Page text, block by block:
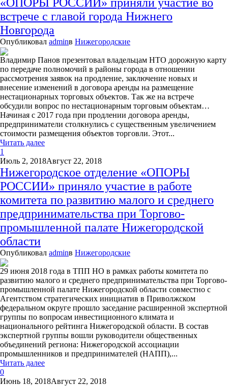
встрече с главой города Нижнего
Новгорода
Опубликовал adminв Нижегородские
Владимир Панов презентовал владельцам НТО дорожную карту
по передаче полномочий в районы города в отношении
рассмотрения заявок на продление, заключение новых и
внесение изменений в договора аренды на размещение
нестационарных торговых объектов. Так же на встрече
обсудили вопрос по нестационарным торговым объектам…
Начиная с 2017 года при продлении договора аренды,
предприниматели столкнулись с существенным увеличением
стоимости размещения объектов торговли. Этот...
Читать далее
1
Июль 2, 2018Август 22, 2018
Нижегородское отделение «ОПОРЫ
РОССИИ» приняло участие в работе
комитета по развитию малого и среднего
предпринимательства при Торгово-
промышленной палате Нижегородской
области
Опубликовал adminв Нижегородские
29 июня 2018 года в ТПП НО в рамках работы комитета по
развитию малого и среднего предпринимательства при Торгово-
промышленной палате Нижегородской области совместно с
Агентством стратегических инициатив в Приволжском
федеральном округе прошло заседание расширенной экспертной
группы по вопросам инвестиционного климата и
национального рейтинга Нижегородской области. В состав
экспертной группы вошли руководители общественных
объединений региона: Нижегородской ассоциации
промышленников и предпринимателей (НАПП),...
Читать далее
0
Июнь 18, 2018Август 22, 2018